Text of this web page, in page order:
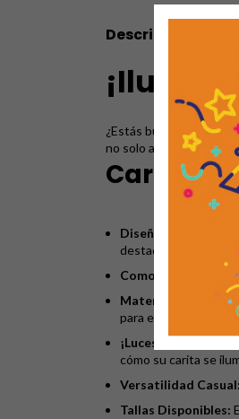
Descripción
¿Estás buscando el
no solo acompañarán
Diseño Exclusivo:
destaquen con
Comodidad
Materiales de
para el ritmo de las
¡Luces en Cada Paso!
cómo su carita se
Versatilidad Casual:
Tallas Disponibles: